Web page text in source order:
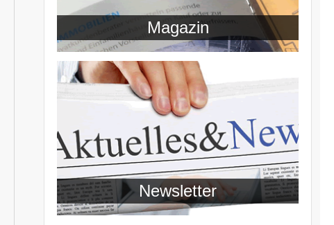
Magazin
Newsletter